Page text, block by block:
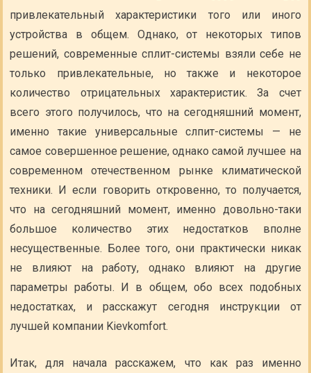
привлекательный характеристики того или иного
устройства в общем. Однако, от некоторых типов
решений, современные сплит-системы взяли себе не
только привлекательные, но также и некоторое
количество отрицательных характеристик. За счет
всего этого получилось, что на сегодняшний момент,
именно такие универсальные слпит-системы — не
самое совершенное решение, однако самой лучшее на
современном отечественном рынке климатической
техники. И если говорить откровенно, то получается,
что на сегодняшний момент, именно довольно-таки
большое количество этих недостатков вполне
несущественные. Более того, они практически никак
не влияют на работу, однако влияют на другие
параметры работы. И в общем, обо всех подобных
недостатках, и расскажут сегодня инструкции от
лучшей компании Kievkomfort.
Итак, для начала расскажем, что как раз именно